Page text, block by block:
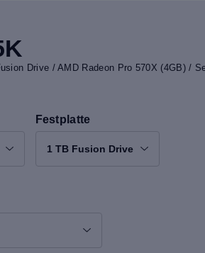
Drive / AMD Radeon Pro 570X (4GB) /
Festplatte
1 TB Fusion Drive